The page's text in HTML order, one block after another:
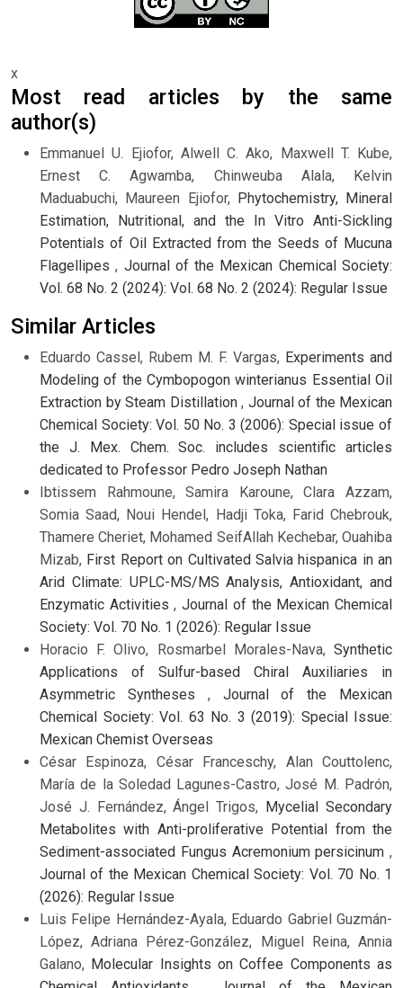
x
Most read articles by the same
author(s)
Emmanuel U. Ejiofor, Alwell C. Ako, Maxwell T. Kube,
Ernest C. Agwamba, Chinweuba Alala, Kelvin
Maduabuchi, Maureen Ejiofor, Phytochemistry, Mineral
Estimation, Nutritional, and the In Vitro Anti-Sickling
Potentials of Oil Extracted from the Seeds of Mucuna
Flagellipes, Journal of the Mexican Chemical Society:
Vol. 68 No. 2 (2024): Vol. 68 No. 2 (2024): Regular Issue
Similar Articles
Eduardo Cassel, Rubem M. F. Vargas, Experiments and
Modeling of the Cymbopogon winterianus Essential Oil
Extraction by Steam Distillation , Journal of the Mexican
Chemical Society: Vol. 50 No. 3 (2006): Special issue of
the J. Mex. Chem. Soc. includes scientific articles
dedicated to Professor Pedro Joseph Nathan
Ibtissem Rahmoune, Samira Karoune, Clara Azzam,
Somia Saad, Noui Hendel, Hadji Toka, Farid Chebrouk,
Thamere Cheriet, Mohamed SeifAllah Kechebar, Ouahiba
Mizab, First Report on Cultivated Salvia hispanica in an
Arid Climate: UPLC-MS/MS Analysis, Antioxidant, and
Enzymatic Activities,Journal of the Mexican Chemical
Society: Vol. 70 No. 1 (2026): Regular Issue
Horacio F. Olivo, Rosmarbel Morales-Nava, Synthetic
Applications of Sulfur-based Chiral Auxiliaries in
Asymmetric Syntheses , Journal of the Mexican
Chemical Society: Vol. 63 No. 3 (2019): Special Issue:
Mexican Chemist Overseas
César Espinoza, César Franceschy, Alan Couttolenc,
María de la Soledad Lagunes-Castro, José M. Padrón,
José J. Fernández, Ángel Trigos, Mycelial Secondary
Metabolites with Anti-proliferative Potential from the
Sediment-associated Fungus Acremonium persicinum ,
Journal of the Mexican Chemical Society: Vol. 70 No. 1
(2026): Regular Issue
Luis Felipe Hernández-Ayala, Eduardo Gabriel Guzmán-
López, Adriana Pérez-González, Miguel Reina, Annia
Galano, Molecular Insights on Coffee Components as